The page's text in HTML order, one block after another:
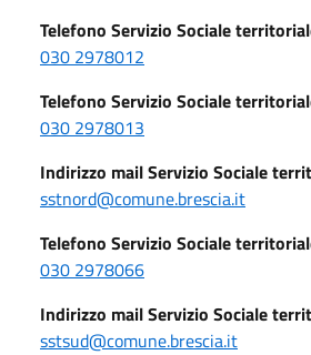
Telefono Servizio Sociale
030 2978012
Telefono Servizio Sociale
030 2978013
Indirizzo mail Servizio Sociale
sstnord@comune.brescia.it
Telefono Servizio Sociale
030 2978066
Indirizzo mail Servizio Sociale
sstsud@comune.brescia.it